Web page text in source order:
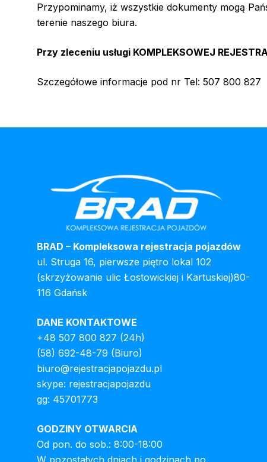
Przypominamy, iż wszystkie dokumenty mogą
terenie naszego biura.
Przy zleceniu usługi KOMPLEKSOWEJ
Szczegółowe informacje pod nr Tel: 507 800 827
BRAD – Kompleksowa rejestracja pojazdów
ul. Struga 16, pierwsze piętro lokal 102
(skrzyżowanie ulic Łostowickiej i Kartuskiej)80-
116 Gdańsk
DANE KONTAKTOWE
+48 507 800 827 (24h)
(58) 692-48-79 (Biuro)
biuro@rejestracjapojazdu.pl
skype: rejestracjapojazdu
gg: 45701773
GODZINY OTWARCIA
Od pon. do sob.: 8:00-18:00
W pozostałych dniach i godzinach po